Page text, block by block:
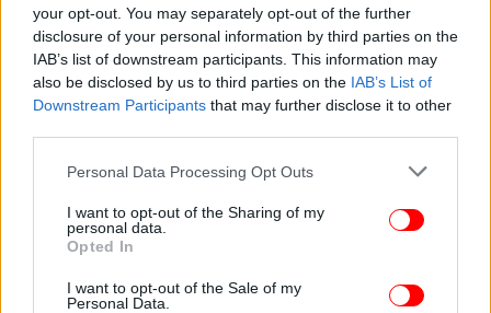
your opt-out. You may separately opt-out of the further
disclosure of your personal information by third parties on the
IAB’s list of downstream participants. This information may
also be disclosed by us to third parties on the IAB’s List of
Downstream Participants that may further disclose it to other
Please note that this website/app uses one or more Google
not limited to your visit or usage behaviour. You may click to
grant or deny consent to Google and its third-party tags to
use your data for below specified purposes in below Google
consent section.
Personal Data Processing Opt Outs
I want to opt-out of the Sharing of my
personal data.
Opted In
I want to opt-out of the Sale of my
Personal Data.
Μητσοτάκης στην εκδήλωση του iefimerida: «Η
Ελλάδα ήταν πάντα στη σωστή πλευρά της
Ιστορίας»